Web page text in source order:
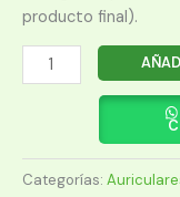
producto final).
AURICULAR
HP
ABL
ROJO
Categorías: